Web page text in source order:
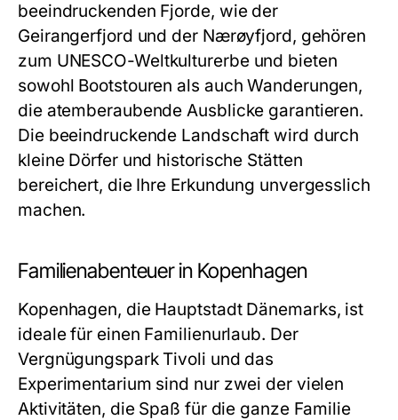
beeindruckenden Fjorde, wie der
Geirangerfjord und der Nærøyfjord, gehören
zum UNESCO-Weltkulturerbe und bieten
sowohl Bootstouren als auch Wanderungen,
die atemberaubende Ausblicke garantieren.
Die beeindruckende Landschaft wird durch
kleine Dörfer und historische Stätten
bereichert, die Ihre Erkundung unvergesslich
machen.
Familienabenteuer in Kopenhagen
Kopenhagen, die Hauptstadt Dänemarks, ist
ideale für einen Familienurlaub. Der
Vergnügungspark Tivoli und das
Experimentarium sind nur zwei der vielen
Aktivitäten, die Spaß für die ganze Familie